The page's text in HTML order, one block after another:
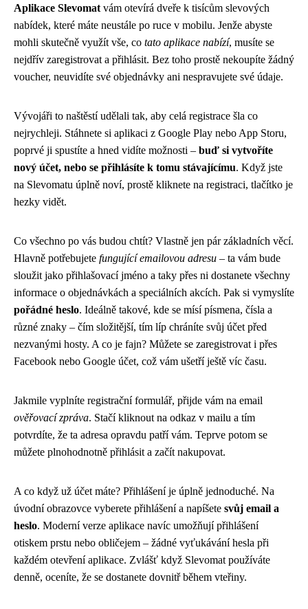
Aplikace Slevomat vám otevírá dveře k tisícům slevových
nabídek, které máte neustále po ruce v mobilu. Jenže abyste
mohli skutečně využít vše, co tato aplikace nabízí, musíte se
nejdřív zaregistrovat a přihlásit. Bez toho prostě nekoupíte žádný
voucher, neuvidíte své objednávky ani nespravujete své údaje.
Vývojáři to naštěstí udělali tak, aby celá registrace šla co
nejrychleji. Stáhnete si aplikaci z Google Play nebo App Storu,
poprvé ji spustíte a hned vidíte možnosti – buď si vytvoříte
nový účet, nebo se přihlásíte k tomu stávajícímu. Když jste
na Slevomatu úplně noví, prostě kliknete na registraci, tlačítko je
hezky vidět.
Co všechno po vás budou chtít? Vlastně jen pár základních věcí.
Hlavně potřebujete fungující emailovou adresu – ta vám bude
sloužit jako přihlašovací jméno a taky přes ni dostanete všechny
informace o objednávkách a speciálních akcích. Pak si vymyslíte
pořádné heslo. Ideálně takové, kde se mísí písmena, čísla a
různé znaky – čím složitější, tím líp chráníte svůj účet před
nezvanými hosty. A co je fajn? Můžete se zaregistrovat i přes
Facebook nebo Google účet, což vám ušetří ještě víc času.
Jakmile vyplníte registrační formulář, přijde vám na email
ověřovací zpráva. Stačí kliknout na odkaz v mailu a tím
potvrdíte, že ta adresa opravdu patří vám. Teprve potom se
můžete plnohodnotně přihlásit a začít nakupovat.
A co když už účet máte? Přihlášení je úplně jednoduché. Na
úvodní obrazovce vyberete přihlášení a napíšete svůj email a
heslo. Moderní verze aplikace navíc umožňují přihlášení
otiskem prstu nebo obličejem – žádné vyťukávání hesla při
každém otevření aplikace. Zvlášť když Slevomat používáte
denně, oceníte, že se dostanete dovnitř během vteřiny.